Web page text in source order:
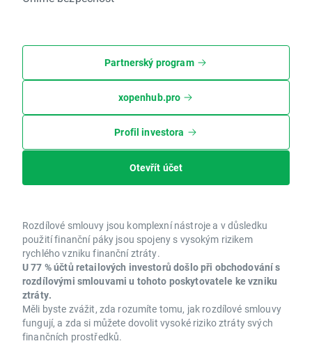
Partnerský program
xopenhub.pro
Profil investora
Otevřít účet
Rozdílové smlouvy jsou komplexní nástroje a v důsledku
použití finanční páky jsou spojeny s vysokým rizikem
rychlého vzniku finanční ztráty.
U 77 % účtů retailových investorů došlo při obchodování s
rozdílovými smlouvami u tohoto poskytovatele ke vzniku
ztráty.
Měli byste zvážit, zda rozumíte tomu, jak rozdílové smlouvy
fungují, a zda si můžete dovolit vysoké riziko ztráty svých
finančních prostředků.